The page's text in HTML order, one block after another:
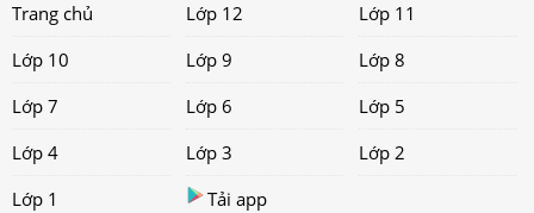
Trang chủ Lớp 12
Lớp 11
Lớp 10
Lớp 9
Lớp 8
Lớp 7
Lớp 6
Lớp 5
Lớp 4
Lớp 3
Lớp 2
Lớp 1
Tải app